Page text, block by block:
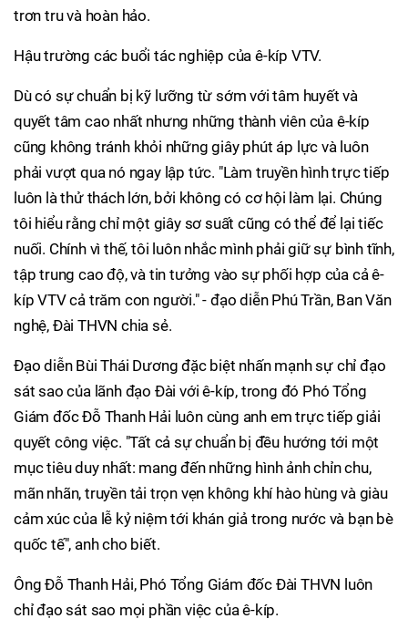
trơn tru và hoàn hảo.
Hậu trường các buổi tác nghiệp của ê-kíp VTV.
Dù có sự chuẩn bị kỹ lưỡng từ sớm với tâm huyết và
quyết tâm cao nhất nhưng những thành viên của ê-kíp
cũng không tránh khỏi những giây phút áp lực và luôn
phải vượt qua nó ngay lập tức. "Làm truyền hình trực tiếp
luôn là thử thách lớn, bởi không có cơ hội làm lại. Chúng
tôi hiểu rằng chỉ một giây sơ suất cũng có thể để lại tiếc
nuối. Chính vì thế, tôi luôn nhắc mình phải giữ sự bình tĩnh,
tập trung cao độ, và tin tưởng vào sự phối hợp của cả ê-
kíp VTV cả trăm con người." - đạo diễn Phú Trần, Ban Văn
nghệ, Đài THVN chia sẻ.
Đạo diễn Bùi Thái Dương đặc biệt nhấn mạnh sự chỉ đạo
sát sao của lãnh đạo Đài với ê-kíp, trong đó Phó Tổng
Giám đốc Đỗ Thanh Hải luôn cùng anh em trực tiếp giải
quyết công việc. "Tất cả sự chuẩn bị đều hướng tới một
mục tiêu duy nhất: mang đến những hình ảnh chỉn chu,
mãn nhãn, truyền tải trọn vẹn không khí hào hùng và giàu
cảm xúc của lễ kỷ niệm tới khán giả trong nước và bạn bè
quốc tế", anh cho biết.
Ông Đỗ Thanh Hải, Phó Tổng Giám đốc Đài THVN luôn
chỉ đạo sát sao mọi phần việc của ê-kíp.